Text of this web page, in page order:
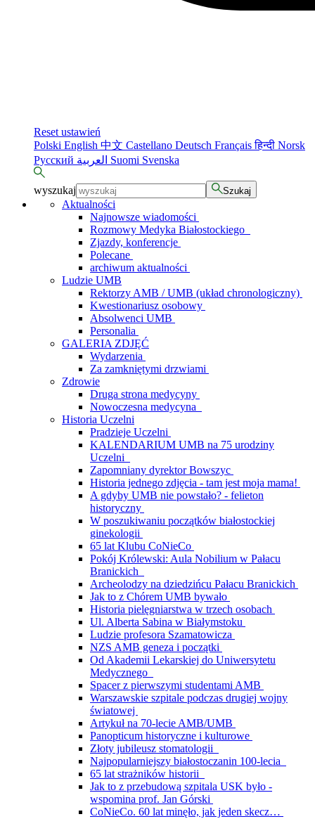
Reset ustawień
Polski English 中文 Castellano Deutsch Françaisहिन्दी Norsk
Русский
Suomi Svenska
wyszukaj Szukaj
Aktualności
Najnowsze wiadomości
Rozmowy Medyka Białostockiego
Zjazdy, konferencje
Polecane
archiwum aktualności
Ludzie UMB
Rektorzy AMB / UMB (układ chronologiczny)
Kwestionariusz osobowy
Absolwenci UMB
Personalia
GALERIA ZDJĘĆ
Wydarzenia
Za zamkniętymi drzwiami
Zdrowie
Druga strona medycyny
Nowoczesna medycyna
Historia Uczelni
Pradzieje Uczelni
KALENDARIUM UMB na 75 urodziny
Uczelni
Zapomniany dyrektor Bowszyc
Historia jednego zdjęcia - tam jest moja mama!
A gdyby UMB nie powstało? - felieton
historyczny
W poszukiwaniu początków białostockiej
ginekologii
65 lat Klubu CoNieCo
Pokój Królewski: Aula Nobilium w Pałacu
Branickich
Archeolodzy na dziedzińcu Pałacu Branickich
Jak to z Chórem UMB bywało
Historia pielęgniarstwa w trzech osobach
Ul. Alberta Sabina w Białymstoku
Ludzie profesora Szamatowicza
NZS AMB geneza i początki
Od Akademii Lekarskiej do Uniwersytetu
Medycznego
Spacer z pierwszymi studentami AMB
Warszawskie szpitale podczas drugiej wojny
światowej
Artykuł na 70-lecie AMB/UMB
Panopticum historyczne i kulturowe
Złoty jubileusz stomatologii
Najpopularniejszy białostoczanin 100-lecia
65 lat strażników historii
Jak to z przebudową szpitala USK było -
wspomina prof. Jan Górski
CoNieCo. 60 lat minęło, jak jeden skecz…